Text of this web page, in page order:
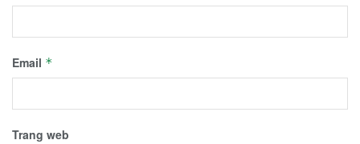
Email *
Trang web